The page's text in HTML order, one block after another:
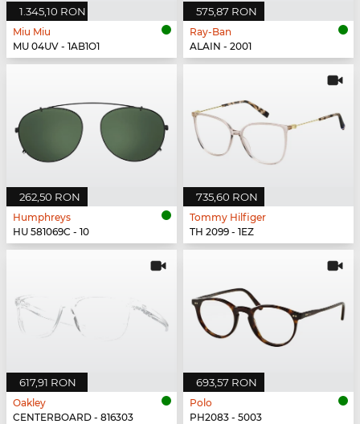
1.345,10 RON
Miu Miu
MU 04UV - 1AB1O1
575,87 RON
Ray-Ban
ALAIN - 2001
262,50 RON
Humphreys
HU 581069C - 10
735,60 RON
Tommy Hilfiger
TH 2099 - 1EZ
617,91 RON
Oakley
CENTERBOARD - 816303
693,57 RON
Polo
PH2083 - 5003